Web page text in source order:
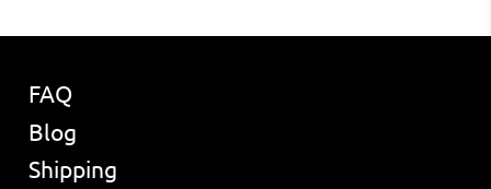
FAQ
Blog
Shipping